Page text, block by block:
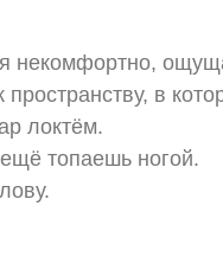
некомфортно,
в
локтём.
топаешь ногой.